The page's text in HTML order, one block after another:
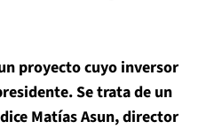
proyecto cuyo inversor
Se trata de un
Matías Asun, director